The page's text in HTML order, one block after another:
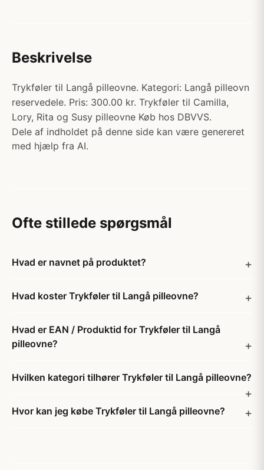
Beskrivelse
Trykføler til Langå pilleovne. Kategori: Langå pilleovn
reservedele. Pris: 300.00 kr. Trykføler til Camilla,
Lory, Rita og Susy pilleovne Køb hos DBVVS.
Dele af indholdet på denne side kan være genereret
med hjælp fra AI.
Ofte stillede spørgsmål
Hvad er navnet på produktet?
Hvad koster Trykføler til Langå pilleovne?
Hvad er EAN / Produktid for Trykføler til Langå
pilleovne?
Hvilken kategori tilhører Trykføler til Langå pilleovne?
Hvor kan jeg købe Trykføler til Langå pilleovne?